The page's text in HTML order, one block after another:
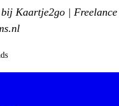
Kaartje2go |